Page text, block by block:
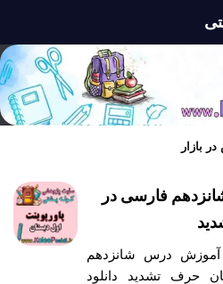
بازار
فارسی در
آموزش درس شانزدهم
حرف تشدید دانلود